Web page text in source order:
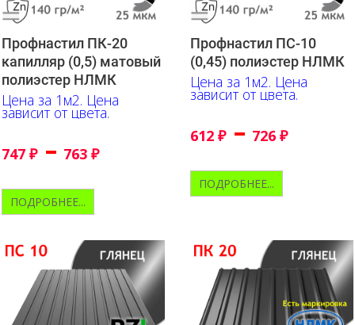
Профнастил ПК-20
капилляр (0,5) матовый
полиэстер НЛМК
Цена за 1м2. Цена
зависит от цвета.
747 ₽ – 763 ₽
ПОДРОБНЕЕ...
Профнастил ПС-10
(0,45) полиэстер НЛМК
Цена за 1м2. Цена
зависит от цвета.
612 ₽ – 726 ₽
ПОДРОБНЕЕ...